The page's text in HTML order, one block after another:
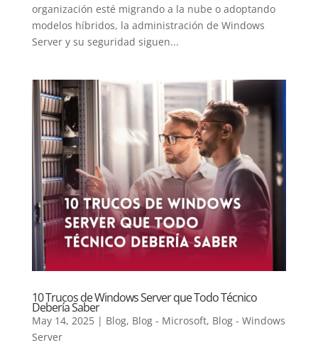
organización esté migrando a la nube o adoptando
modelos híbridos, la administración de Windows
Server y su seguridad siguen...
10 Trucos de Windows Server que Todo Técnico
Debería Saber
May 14, 2025| Blog, Blog - Microsoft, Blog - Windows
Server